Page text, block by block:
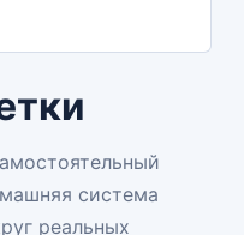
система
реальных